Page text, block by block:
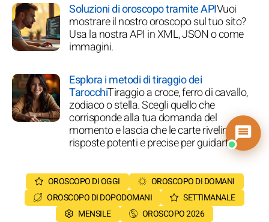
Soluzioni di oroscopo tramite APIVuoi
mostrare il nostro oroscopo sul tuo sito?
Usa la nostra API in XML, JSON o come
immagini.
Esplora i metodi di tiraggio dei
TarocchiTiraggio a croce, ferro di cavallo,
zodiaco o stella. Scegli quello che
corrisponde alla tua domanda del
momento e lascia che le carte rivelino
risposte potenti e precise per guidarti!
OROSCOPO DI OGGI
OROSCOPO DI DOMANI
OROSCOPO DI DOPODOMANI
SETTIMANALE
MENSILE
OROSCOPO 2026